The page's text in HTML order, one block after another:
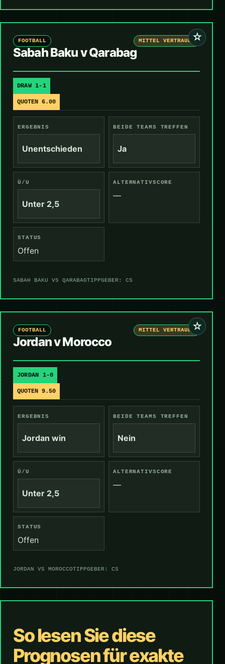
☆
FOOTBALL MITTEL VERTRAUEN
Sabah Baku v Qarabag
DRAW 1-1
QUOTEN 6.00
ERGEBNIS
Unentschieden
BEIDE TEAMS TREFFEN
Ja
Ü/U
Unter 2,5
ALTERNATIVSCORE
—
STATUS
Offen
SABAH BAKU VS QARABAGTIPPGEBER: CS
☆
FOOTBALL MITTEL VERTRAUEN
Jordan v Morocco
JORDAN 1-0
QUOTEN 9.50
ERGEBNIS
Jordan win
BEIDE TEAMS TREFFEN
Nein
Ü/U
Unter 2,5
ALTERNATIVSCORE
—
STATUS
Offen
JORDAN VS MOROCCOTIPPGEBER: CS
So lesen Sie diese
Prognosen für exakte